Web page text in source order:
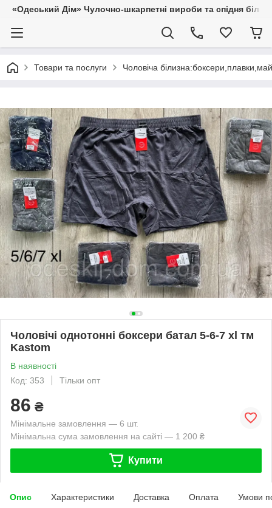
«Одеський Дім» Чулочно-шкарпетні вироби та спідня
Товари та послуги Чоловіча
Чоловічі однотонні боксери батал 5-6-7 xl тм
Kastom
В наявності
Код: 353
Тільки опт
86 ₴
Мінімальне замовлення — 6 шт.
Мінімальна сума замовлення на сайті — 1 200 ₴
Купити
Опис Характеристики Доставка Оплата Умови